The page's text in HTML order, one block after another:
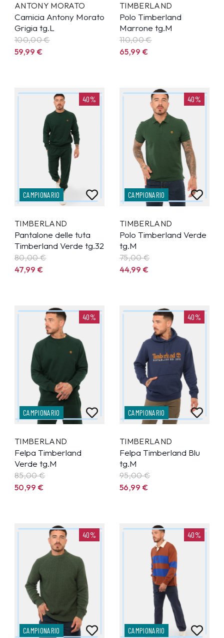
ANTONY MORATO
Camicia Antony Morato
Grigia tg.L
100,00 €
59,99€
TIMBERLAND
Polo Timberland
Marrone tg.M
110,00 €
65,99€
40%
CAMPIONARIO
TIMBERLAND
Pantalone delle tuta
Timberland Verde tg.32
80,00 €
47,99€
40%
CAMPIONARIO
TIMBERLAND
Polo Timberland Verde
tg.M
75,00 €
44,99€
40%
CAMPIONARIO
TIMBERLAND
Felpa Timberland
Verde tg.M
85,00 €
50,99€
40%
CAMPIONARIO
TIMBERLAND
Felpa Timberland Blu
tg.M
95,00 €
56,99€
40%
CAMPIONARIO
40%
CAMPIONARIO